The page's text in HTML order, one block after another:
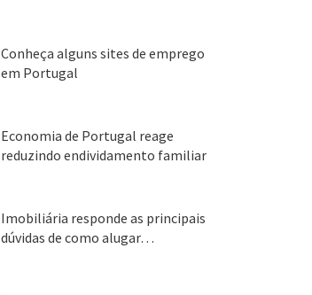
Conheça alguns sites de emprego
em Portugal
Economia de Portugal reage
reduzindo endividamento familiar
Imobiliária responde as principais
dúvidas de como alugar…